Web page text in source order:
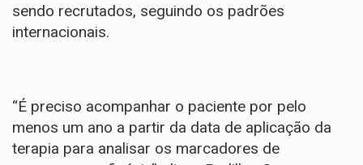
sendo recrutados, seguindo os padrões
internacionais.
“É preciso acompanhar o paciente por pelo
menos um ano a partir da data de aplicação da
terapia para analisar os marcadores de